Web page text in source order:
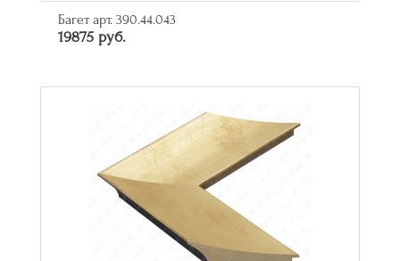
Багет арт. 390.44.043
19875 руб.